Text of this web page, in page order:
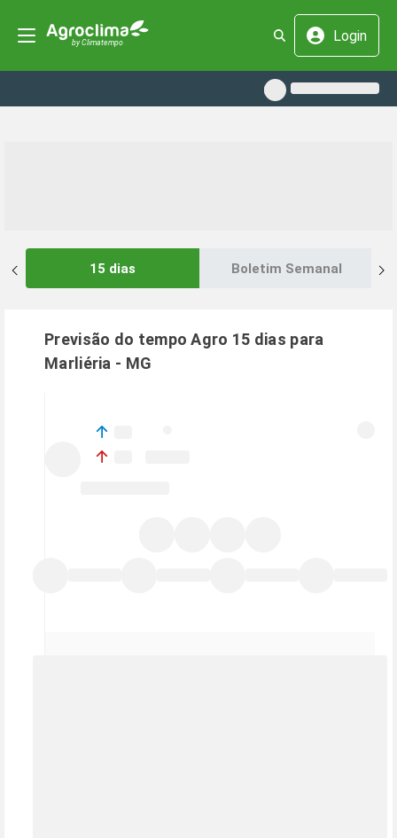
Login
15 dias Boletim Semanal
Previsão do tempo Agro 15 dias para
Marliéria - MG